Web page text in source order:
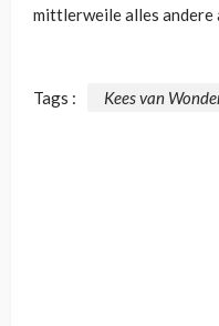
mittlerweile alles andere
Tags : Kees van